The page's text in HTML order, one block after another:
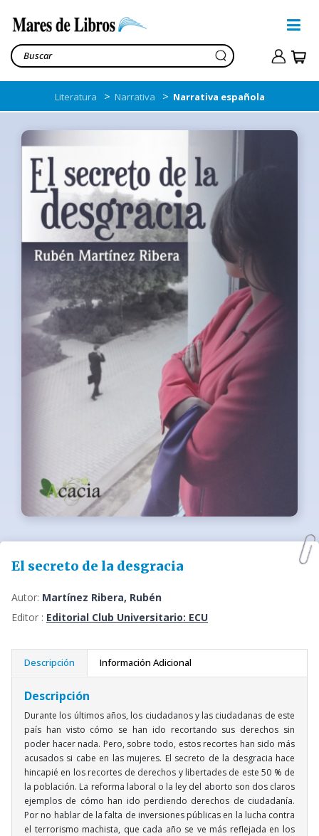
Literatura > Narrativa > Narrativa española
El secreto de la desgracia
Autor: Martínez Ribera, Rubén
Editor : Editorial Club Universitario: ECU
Descripción Información Adicional
Descripción
Durante los últimos años, los ciudadanos y las ciudadanas de este
país han visto cómo se han ido recortando sus derechos sin
poder hacer nada. Pero, sobre todo, estos recortes han sido más
acusados si cabe en las mujeres. El secreto de la desgracia hace
hincapié en los recortes de derechos y libertades de este 50 % de
la población. La reforma laboral o la ley del aborto son dos claros
ejemplos de cómo han ido perdiendo derechos de ciudadanía.
Por no hablar de la falta de inversiones públicas en la lucha contra
el terrorismo machista, que cada año se ve más reflejada en los